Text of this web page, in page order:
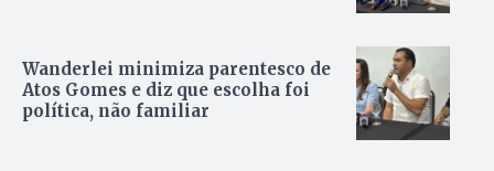
Wanderlei minimiza parentesco de
Atos Gomes e diz que escolha foi
política, não familiar